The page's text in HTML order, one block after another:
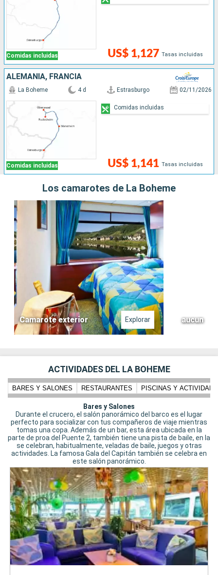
Comidas incluidas US$ 1,127 Tasas incluidas
ALEMANIA, FRANCIA
Comidas incluidas
La Boheme 4 d Estrasburgo 02/11/2026
US$ 1,141 Tasas incluidas
Comidas incluidas
Los camarotes de La Boheme
Camarote exterior Explorar aucun
ACTIVIDADES DEL LA BOHEME
BARES Y SALONES RESTAURANTES PISCINAS Y
Bares y Salones
Durante el crucero, el salón panorámico del barco es el lugar
perfecto para socializar con tus compañeros de viaje mientras
tomas una copa. Además de un bar, esta área ubicada en la
parte de proa del Puente 2, también tiene una pista de baile, en la
se celebran, habitualmente, veladas de baile, juegos y otras
actividades. La famosa Gala del Capitán también se celebra en
este salón panorámico.